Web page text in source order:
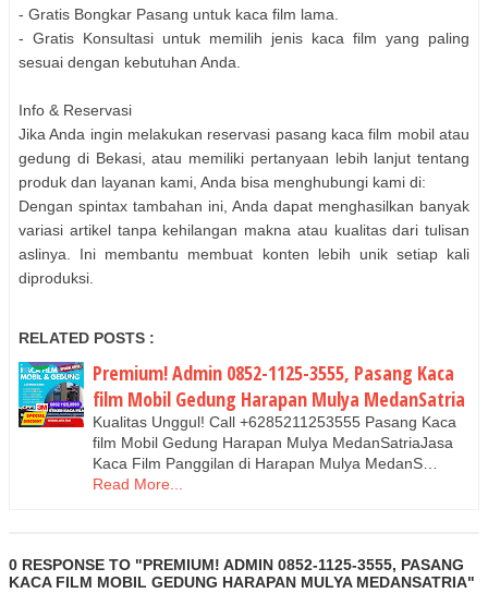
- Gratis Bongkar Pasang untuk kaca film lama.
- Gratis Konsultasi untuk memilih jenis kaca film yang paling
sesuai dengan kebutuhan Anda.
Info & Reservasi
Jika Anda ingin melakukan reservasi pasang kaca film mobil atau
gedung di Bekasi, atau memiliki pertanyaan lebih lanjut tentang
produk dan layanan kami, Anda bisa menghubungi kami di:
Dengan spintax tambahan ini, Anda dapat menghasilkan banyak
variasi artikel tanpa kehilangan makna atau kualitas dari tulisan
aslinya. Ini membantu membuat konten lebih unik setiap kali
diproduksi.
RELATED POSTS :
Premium! Admin 0852-1125-3555, Pasang Kaca
film Mobil Gedung Harapan Mulya MedanSatria
Kualitas Unggul! Call +6285211253555 Pasang Kaca
film Mobil Gedung Harapan Mulya MedanSatriaJasa
Kaca Film Panggilan di Harapan Mulya MedanS…
Read More...
0 RESPONSE TO "PREMIUM! ADMIN 0852-1125-3555, PASANG
KACA FILM MOBIL GEDUNG HARAPAN MULYA MEDANSATRIA"